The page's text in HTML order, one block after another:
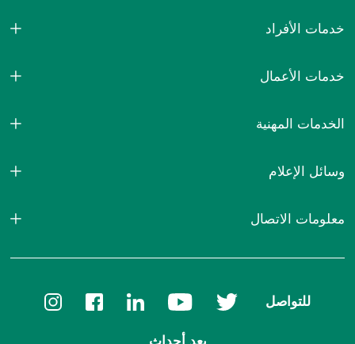
خدمات الأفراد
خدمات الأعمال
الخدمات المهنية
وسائل الإعلام
معلومات الاتصال
للتواصل
بعد أحداث